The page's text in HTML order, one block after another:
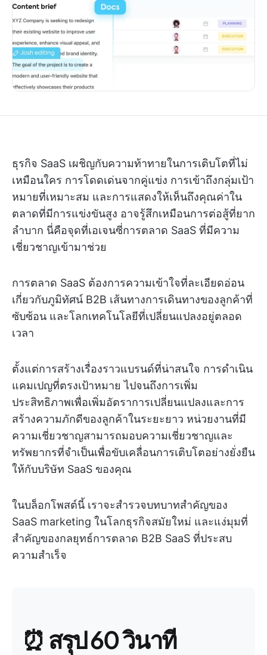
ธุรกิจ SaaS เผชิญกับความท้าทายในการเติบโตที่ไม่
เหมือนใคร การโดดเด่นจากคู่แข่ง การเข้าถึงกลุ่มเป้า
หมายที่เหมาะสม และการแสดงให้เห็นถึงคุณค่าใน
ตลาดที่มีการแข่งขันสูง อาจรู้สึกเหมือนการต่อสู้ที่ยาก
ลำบาก นี่คือจุดที่เอเจนซี่การตลาด SaaS ที่มีความ
เชี่ยวชาญเข้ามาช่วย
การตลาด SaaS ต้องการความเข้าใจที่ละเอียดอ่อน
เกี่ยวกับภูมิทัศน์ B2B เส้นทางการเดินทางของลูกค้าที่
ซับซ้อน และโลกเทคโนโลยีที่เปลี่ยนแปลงอยู่ตลอด
เวลา
ตั้งแต่การสร้างเรื่องราวแบรนด์ที่น่าสนใจ การดำเนิน
แคมเปญที่ตรงเป้าหมาย ไปจนถึงการเพิ่ม
ประสิทธิภาพเพื่อเพิ่มอัตราการเปลี่ยนแปลงและการ
สร้างความภักดีของลูกค้าในระยะยาว หน่วยงานที่มี
ความเชี่ยวชาญสามารถมอบความเชี่ยวชาญและ
ทรัพยากรที่จำเป็นเพื่อขับเคลื่อนการเติบโตอย่างยั่งยืน
ให้กับบริษัท SaaS ของคุณ
ในบล็อกโพสต์นี้ เราจะสำรวจบทบาทสำคัญของ
SaaS marketing ในโลกธุรกิจสมัยใหม่ และแง่มุมที่
สำคัญของกลยุทธ์การตลาด B2B SaaS ที่ประสบ
ความสำเร็จ
⏰ สรุป 60 วินาที